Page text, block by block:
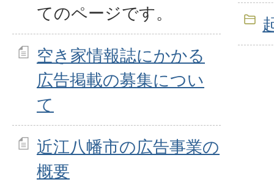
てのページです。
空き家情報誌にかかる
広告掲載の募集につい
て
近江八幡市の広告事業の
概要